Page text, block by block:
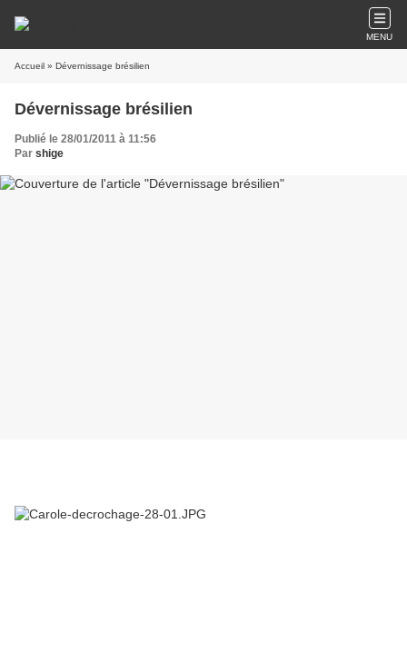
MENU
Accueil » Dévernissage brésilien
Dévernissage brésilien
Publié le 28/01/2011 à 11:56
Par shige